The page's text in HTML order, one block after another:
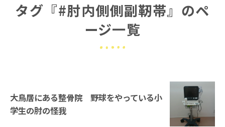
タグ『#肘内側側副靭帯』のペ
ージ一覧
大鳥居にある整骨院 野球をやっている小
学生の肘の怪我